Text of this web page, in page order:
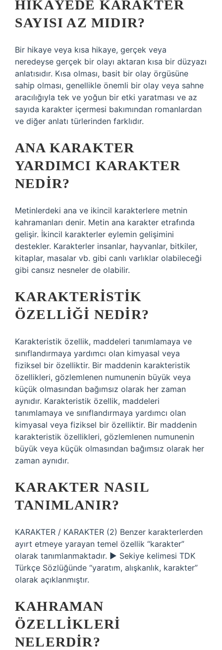
HIKÂYEDE KARAKTER
SAYISI AZ MIDIR?
Bir hikaye veya kısa hikaye, gerçek veya
neredeyse gerçek bir olayı aktaran kısa bir düzyazı
anlatısıdır. Kısa olması, basit bir olay örgüsüne
sahip olması, genellikle önemli bir olay veya sahne
aracılığıyla tek ve yoğun bir etki yaratması ve az
sayıda karakter içermesi bakımından romanlardan
ve diğer anlatı türlerinden farklıdır.
ANA KARAKTER
YARDIMCI KARAKTER
NEDIR?
Metinlerdeki ana ve ikincil karakterlere metnin
kahramanları denir. Metin ana karakter etrafında
gelişir. İkincil karakterler eylemin gelişimini
destekler. Karakterler insanlar, hayvanlar, bitkiler,
kitaplar, masalar vb. gibi canlı varlıklar olabileceği
gibi cansız nesneler de olabilir.
KARAKTERISTIK
ÖZELLIĞI NEDIR?
Karakteristik özellik, maddeleri tanımlamaya ve
sınıflandırmaya yardımcı olan kimyasal veya
fiziksel bir özelliktir. Bir maddenin karakteristik
özellikleri, gözlemlenen numunenin büyük veya
küçük olmasından bağımsız olarak her zaman
aynıdır. Karakteristik özellik, maddeleri
tanımlamaya ve sınıflandırmaya yardımcı olan
kimyasal veya fiziksel bir özelliktir. Bir maddenin
karakteristik özellikleri, gözlemlenen numunenin
büyük veya küçük olmasından bağımsız olarak her
zaman aynıdır.
KARAKTER NASIL
TANIMLANIR?
KARAKTER / KARAKTER (2) Benzer karakterlerden
ayırt etmeye yarayan temel özellik “karakter”
olarak tanımlanmaktadır. ▶ Sekiye kelimesi TDK
Türkçe Sözlüğünde “yaratım, alışkanlık, karakter”
olarak açıklanmıştır.
KAHRAMAN
ÖZELLIKLERI
NELERDIR?